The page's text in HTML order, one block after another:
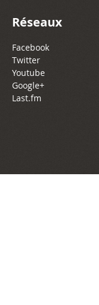
Réseaux
Facebook
Twitter
Youtube
Google+
Last.fm